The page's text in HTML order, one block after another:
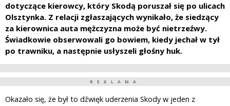
dotyczące kierowcy, który Skodą poruszał się po ulicach
Olsztynka. Z relacji zgłaszających wynikało, że siedzący
za kierownica auta mężczyzna może być nietrzeźwy.
Świadkowie obserwowali go bowiem, kiedy jechał w tył
po trawniku, a następnie usłyszeli głośny huk.
REKLAMA
Okazało się, że był to dźwięk uderzenia Skody w jeden z